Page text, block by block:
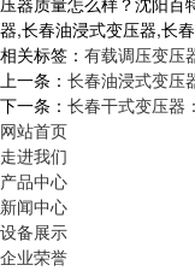
器,长春油浸式变压器,长
相关标签： 有载调压变压
上一条： 长春油浸式变压
下一条： 长春干式变压器
网站首页
走进我们
产品中心
新闻中心
设备展示
企业荣誉